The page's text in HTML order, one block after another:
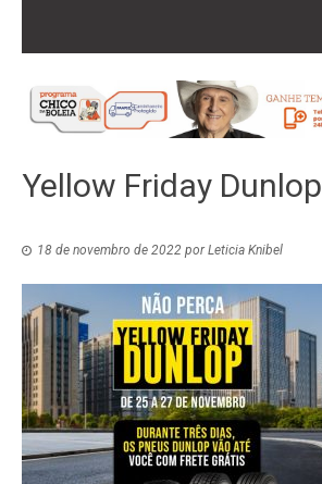
Yellow Friday Dunlop
18 de novembro de 2022 porLeticia Knibel